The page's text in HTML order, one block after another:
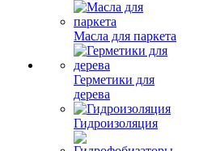
Масла для паркета
Герметики для
дерева
Гидроизоляция